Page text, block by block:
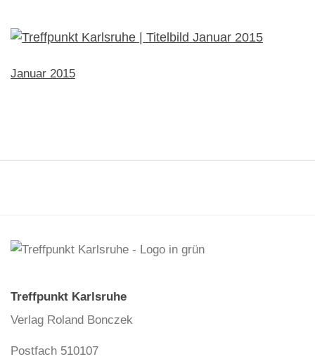
Januar 2015
Treffpunkt Karlsruhe
Verlag Roland Bonczek
Postfach 510107